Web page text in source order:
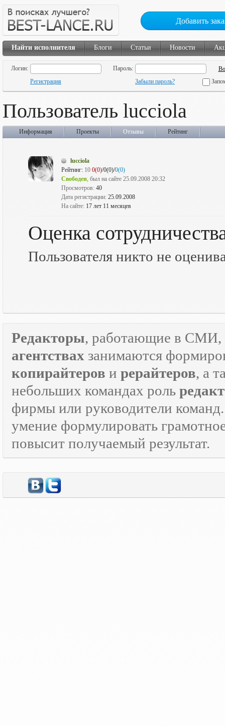
Добавить
Найти исполнителя Блоги Статьи Новости
Логин:
Пароль:
Регистрация
Забыли пароль?
Пользователь lucciola
Информация Проекты Отзывы Рейтинг
lucciola
Рейтинг: 10 0(0)/0(0)/0(0)
Свободен, был на сайте 25.09.2008 20:32
Просмотров: 40
Дата регистрации: 25.09.2008
На сайте: 17 лет 11 месяцев
Оценка
Пользователя никто не
Редакторы, работающие в СМИ,
агентствах занимаются
копирайтеров и рерайтеров, а
небольших командах роль
фирмы или руководители
умение формулировать
повысит получаемый результат.